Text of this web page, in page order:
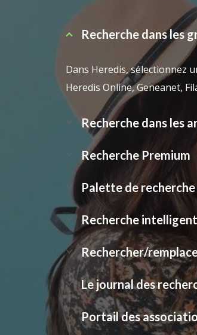
Recherche dans les
Dans Heredis, sélectionnez
Heredis Online, Geneanet,
Recherche dans les
Recherche Premium
Palette de
Recherche
Rechercher/
Le journal des
Portail des